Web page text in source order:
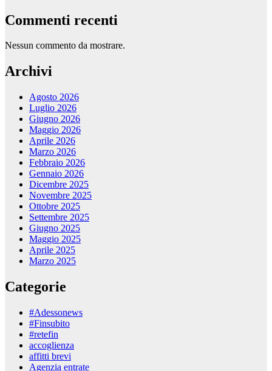
Commenti recenti
Nessun commento da mostrare.
Archivi
Agosto 2026
Luglio 2026
Giugno 2026
Maggio 2026
Aprile 2026
Marzo 2026
Febbraio 2026
Gennaio 2026
Dicembre 2025
Novembre 2025
Ottobre 2025
Settembre 2025
Giugno 2025
Maggio 2025
Aprile 2025
Marzo 2025
Categorie
#Adessonews
#Finsubito
#retefin
accoglienza
affitti brevi
Agenzia entrate